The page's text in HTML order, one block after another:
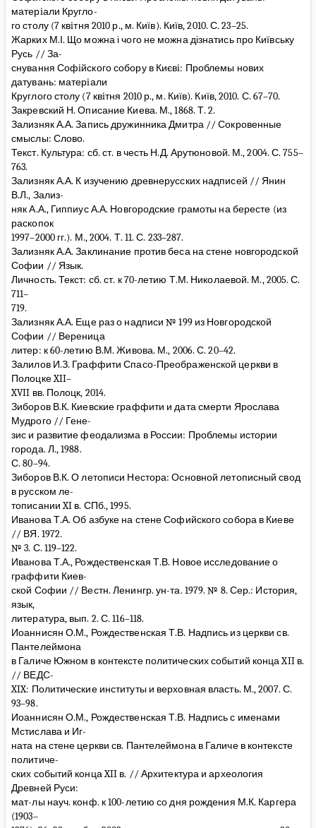
матерiали Кругло-
го столу (7 квiтня 2010 р., м. Київ). Київ, 2010. С. 23–25.
Жарких М.І. Що можна і чого не можна дізнатись про Київську
Русь // За-
снування Софiйского собору в Києвi: Проблемы нових
датувань: матерiали
Круглого столу (7 квiтня 2010 р., м. Київ). Київ, 2010. С. 67–70.
Закревский Н. Описание Киева. М., 1868. Т. 2.
Зализняк А.А. Запись дружинника Дмитра // Сокровенные
смыслы: Слово.
Текст. Культура: сб. ст. в честь Н.Д. Арутюновой. М., 2004. С. 755–
763.
Зализняк А.А. К изучению древнерусских надписей // Янин
В.Л., Зализ-
няк А.А., Гиппиус А.А. Новгородские грамоты на бересте (из
раскопок
1997–2000 гг.). М., 2004. Т. 11. С. 233–287.
Зализняк А.А. Заклинание против беса на стене новгородской
Софии // Язык.
Личность. Текст: сб. ст. к 70-летию Т.М. Николаевой. М., 2005. С.
711–
719.
Зализняк А.А. Еще раз о надписи № 199 из Новгородской
Софии // Вереница
литер: к 60-летию В.М. Живова. М., 2006. С. 20–42.
Залилов И.З. Граффити Спасо-Преображенской церкви в
Полоцке XII–
XVII вв. Полоцк, 2014.
Зиборов В.К. Киевские граффити и дата смерти Ярослава
Мудрого // Гене-
зис и развитие феодализма в России: Проблемы истории
города. Л., 1988.
С. 80–94.
Зиборов В.К. О летописи Нестора: Основной летописный свод
в русском ле-
тописании XI в. СПб., 1995.
Иванова Т.А. Об азбуке на стене Софийского собора в Киеве
// ВЯ. 1972.
№ 3. С. 119–122.
Иванова Т.А., Рождественская Т.В. Новое исследование о
граффити Киев-
ской Софии // Вестн. Ленингр. ун-та. 1979. № 8. Сер.: История,
язык,
литература, вып. 2. С. 116–118.
Иоаннисян О.М., Рождественская Т.В. Надпись из церкви св.
Пантелеймона
в Галиче Южном в контексте политических событий конца XII в.
// ВЕДС-
XIX: Политические институты и верховная власть. М., 2007. С.
93–98.
Иоаннисян О.М., Рождественская Т.В. Надпись с именами
Мстислава и Иг-
ната на стене церкви св. Пантелеймона в Галиче в контексте
политиче-
ских событий конца XII в. // Архитектура и археология
Древней Руси:
мат-лы науч. конф. к 100-летию со дня рождения М.К. Каргера
(1903–